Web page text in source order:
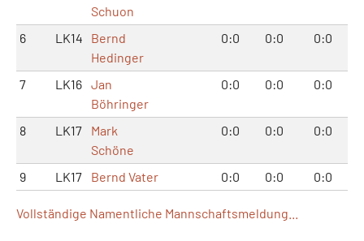
Schuon
6 LK14
Bernd
Hedinger
0:0 0:0 0:0
7 LK16 Jan
Böhringer
0:0 0:0 0:0
8 LK17
Mark
Schöne
0:0 0:0 0:0
9 LK17 Bernd Vater 0:0 0:0 0:0
Vollständige Namentliche Mannschaftsmeldung...